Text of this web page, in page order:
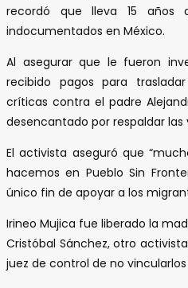
recordó que lleva 15 años
indocumentados en México.
Al asegurar que le fueron
recibido pagos para
críticas contra el padre
desencantado por respaldar las
El activista aseguró que
hacemos en Pueblo Sin
único fin de apoyar a los
Irineo Mujica fue liberado la
Cristóbal Sánchez, otro
juez de control de no